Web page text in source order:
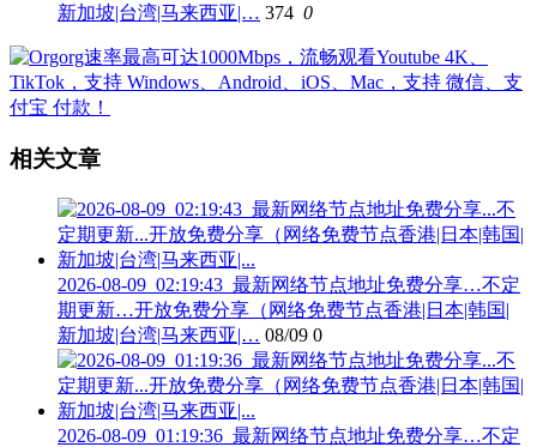
新加坡|台湾|马来西亚|… 374 0
相关文章
2026-08-09_02:19:43_最新网络节点地址免费分享…不定
期更新…开放免费分享（网络免费节点香港|日本|韩国|
新加坡|台湾|马来西亚|… 08/09 0
2026-08-09_01:19:36_最新网络节点地址免费分享…不定